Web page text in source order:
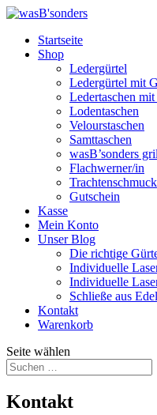
Startseite
Shop
Ledergürtel
Ledergürtel mit
Ledertaschen
Lodentaschen
Velourstaschen
Samttaschen
wasB’sonders
Flachwerner/in
Trachtenschmuck
Gutschein
Kasse
Mein Konto
Unser Blog
Die richtige
Individuelle
Individuelle
Schließe aus
Kontakt
Warenkorb
Seite wählen
Kontakt